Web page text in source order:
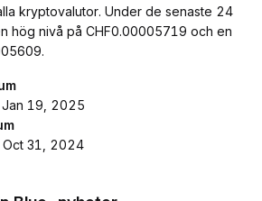
kryptovalutor. Under de senaste 24
hög nivå på CHF0.00005719 och en
19, 2025
Oct 31, 2024